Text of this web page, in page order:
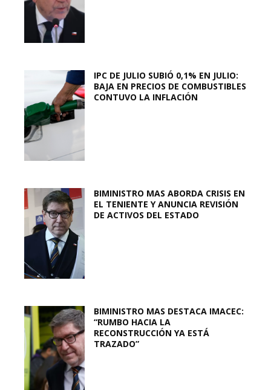
IPC DE JULIO SUBIÓ 0,1% EN JULIO:
BAJA EN PRECIOS DE COMBUSTIBLES
CONTUVO LA INFLACIÓN
BIMINISTRO MAS ABORDA CRISIS EN
EL TENIENTE Y ANUNCIA REVISIÓN
DE ACTIVOS DEL ESTADO
BIMINISTRO MAS DESTACA IMACEC:
“RUMBO HACIA LA
RECONSTRUCCIÓN YA ESTÁ
TRAZADO”